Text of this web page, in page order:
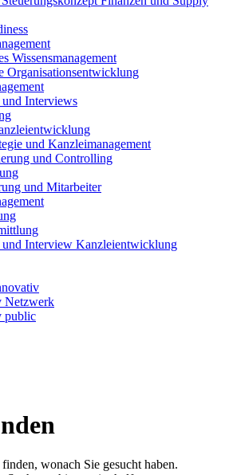
Wissensmanagement
Organisationsentwicklung
und Interviews
und Kanzleimanagement
und Controlling
und Mitarbeiter
und Interview Kanzleientwicklung
Netzwerk
public
wonach Sie gesucht haben.